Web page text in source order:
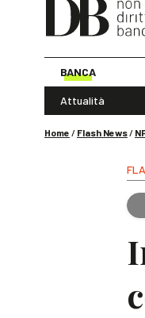
BANCA
Attualità
Home / Flash News/